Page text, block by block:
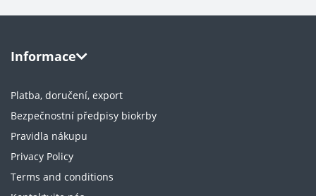
Informace
Platba, doručení, export
Bezpečnostní předpisy biokrby
Pravidla nákupu
Privacy Policy
Terms and conditions